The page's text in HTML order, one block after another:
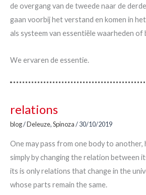
de overgang van de tweede naar de
gaan voorbij het verstand en komen in
als systeem van essentiële waarheden of
We ervaren de essentie.
relations
blog/Deleuze,Spinoza/30/10/2019
One may pass from one body to
simply by changing the relation between
its is only relations that change in the
whose parts remain the same.